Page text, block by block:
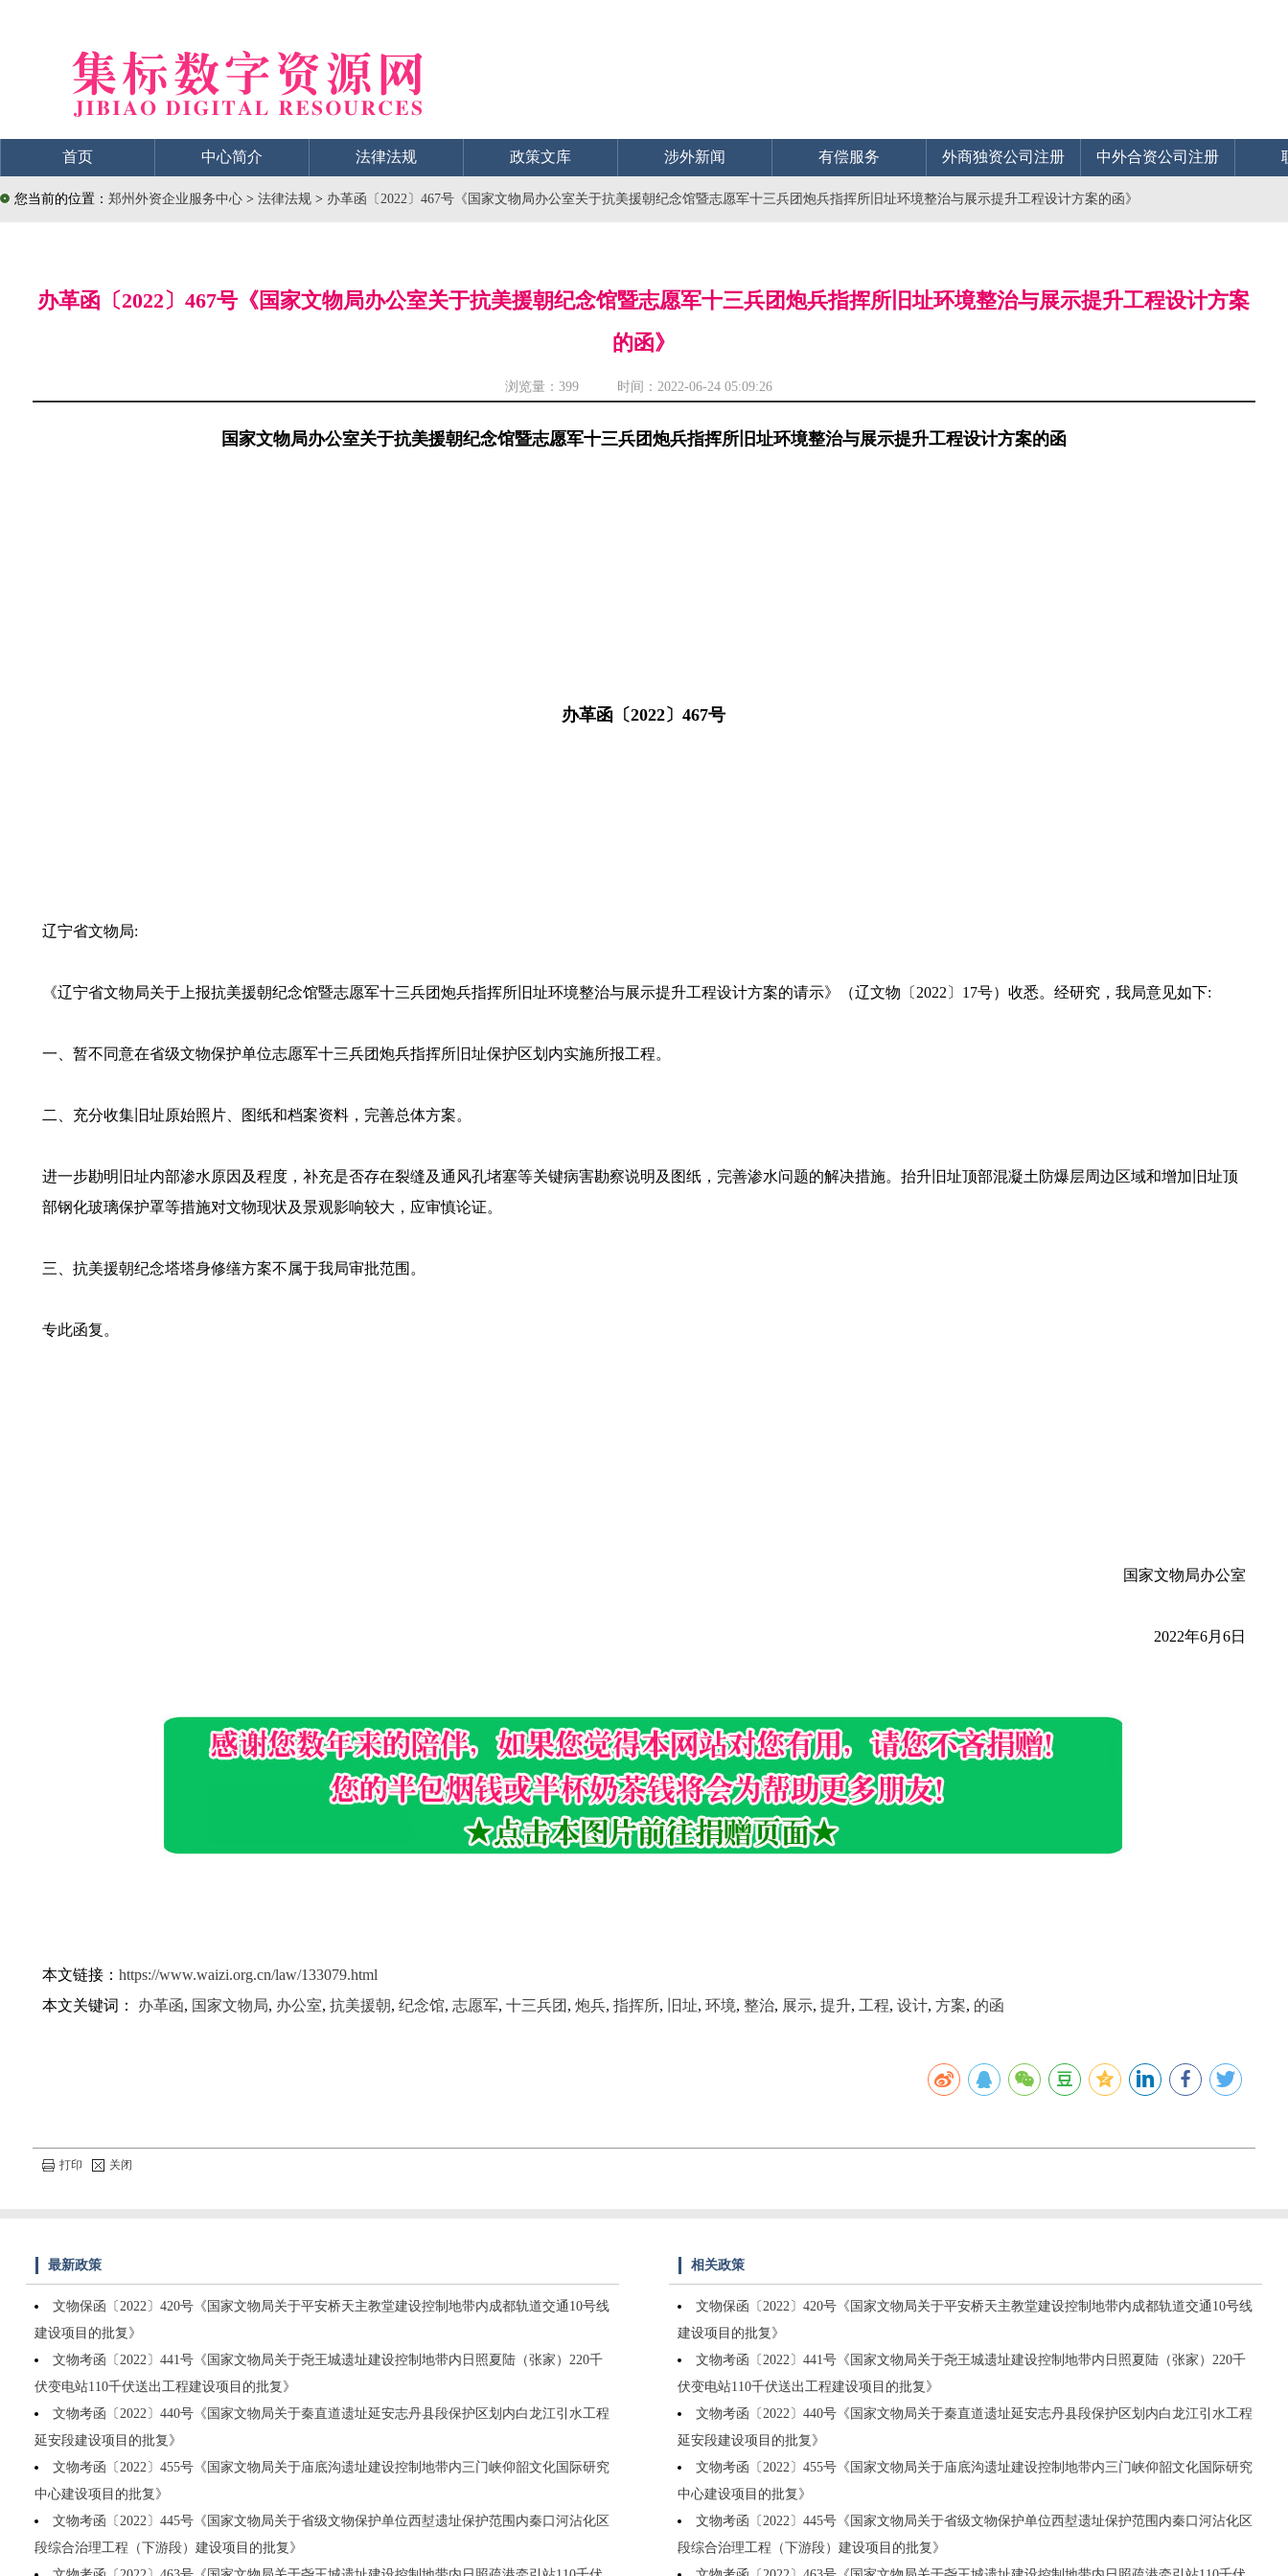
首页 中心简介 法律法规 政策文库 涉外新闻 有偿服务 外商独资公司注册 中外合资公司注册
您当前的位置： 郑州外资企业服务中心 > 法律法规 > 办革函〔2022〕467号《国家文物局办公室关于抗美援朝纪念馆暨志愿军十三兵团炮兵指挥所旧址环境整治与展示提升工程设计方案的函》
办革函〔2022〕467号《国家文物局办公室关于抗美援朝纪念馆暨志愿军十三兵团炮兵指挥所旧址环境整治与展示提升工程设计方案
的函》
浏览量：399 时间：2022-06-24 05:09:26
国家文物局办公室关于抗美援朝纪念馆暨志愿军十三兵团炮兵指挥所旧址环境整治与展示提升工程设计方案的函
办革函〔2022〕467号
辽宁省文物局:
《辽宁省文物局关于上报抗美援朝纪念馆暨志愿军十三兵团炮兵指挥所旧址环境整治与展示提升工程设计方案的请示》（辽文物〔2022〕17号）收悉。经研究，我局意见如下:
一、暂不同意在省级文物保护单位志愿军十三兵团炮兵指挥所旧址保护区划内实施所报工程。
二、充分收集旧址原始照片、图纸和档案资料，完善总体方案。
进一步勘明旧址内部渗水原因及程度，补充是否存在裂缝及通风孔堵塞等关键病害勘察说明及图纸，完善渗水问题的解决措施。抬升旧址顶部混凝土防爆层周边区域和增加旧址顶
部钢化玻璃保护罩等措施对文物现状及景观影响较大，应审慎论证。
三、抗美援朝纪念塔塔身修缮方案不属于我局审批范围。
专此函复。
国家文物局办公室
2022年6月6日
本文链接： https://www.waizi.org.cn/law/133079.html
本文关键词： 办革函, 国家文物局, 办公室, 抗美援朝, 纪念馆, 志愿军, 十三兵团 , 炮兵, 指挥所, 旧址, 环境, 整治, 展示, 提升, 工程, 设计, 方案, 的函
打印 关闭
最新政策
文物保函〔2022〕420号《国家文物局关于平安桥天主教堂建设控制地带内成都轨道交通10号线
建设项目的批复》
文物考函〔2022〕441号《国家文物局关于尧王城遗址建设控制地带内日照夏陆（张家）220千
伏变电站110千伏送出工程建设项目的批复》
文物考函〔2022〕440号《国家文物局关于秦直道遗址延安志丹县段保护区划内白龙江引水工程
延安段建设项目的批复》
文物考函〔2022〕455号《国家文物局关于庙底沟遗址建设控制地带内三门峡仰韶文化国际研究
中心建设项目的批复》
文物考函〔2022〕445号《国家文物局关于省级文物保护单位西堼遗址保护范围内秦口河沾化区
段综合治理工程（下游段）建设项目的批复》
相关政策
文物保函〔2022〕420号《国家文物局关于平安桥天主教堂建设控制地带内成都轨道交通10号线
建设项目的批复》
文物考函〔2022〕441号《国家文物局关于尧王城遗址建设控制地带内日照夏陆（张家）220千
伏变电站110千伏送出工程建设项目的批复》
文物考函〔2022〕440号《国家文物局关于秦直道遗址延安志丹县段保护区划内白龙江引水工程
延安段建设项目的批复》
文物考函〔2022〕455号《国家文物局关于庙底沟遗址建设控制地带内三门峡仰韶文化国际研究
中心建设项目的批复》
文物考函〔2022〕445号《国家文物局关于省级文物保护单位西堼遗址保护范围内秦口河沾化区
段综合治理工程（下游段）建设项目的批复》